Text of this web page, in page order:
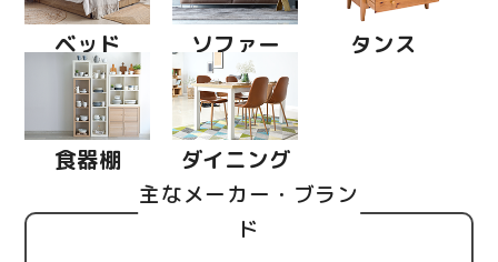
ベッド ソファー タンス
食器棚 ダイニング
主なメーカー・ブラン
ド